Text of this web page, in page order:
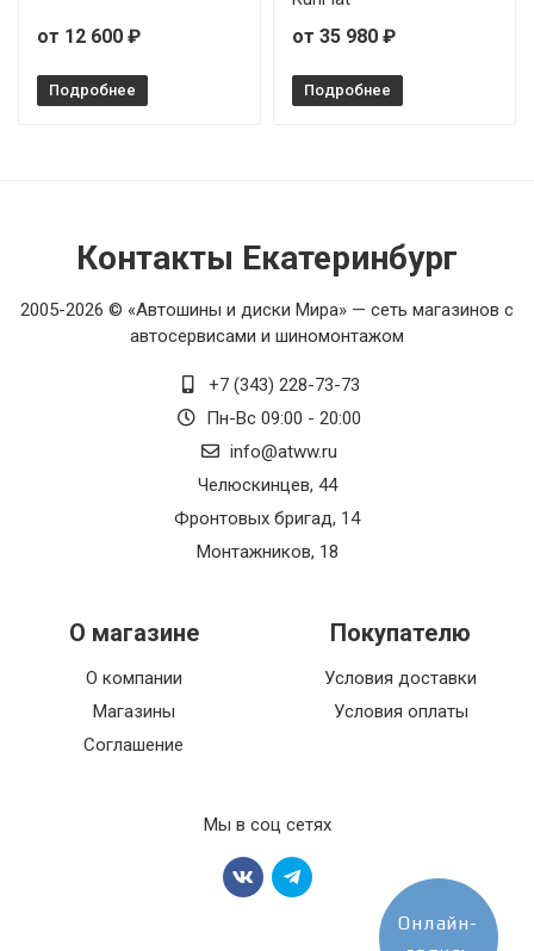
от 12 600 ₽
Подробнее
от 35 980 ₽
Подробнее
Контакты Екатеринбург
2005-2026 © «Автошины и диски Мира» — сеть магазинов с
автосервисами и шиномонтажом
+7 (343) 228-73-73
Пн-Вс 09:00 - 20:00
info@atww.ru
Челюскинцев, 44
Фронтовых бригад, 14
Монтажников, 18
О магазине
О компании
Магазины
Соглашение
Покупателю
Условия доставки
Условия оплаты
Мы в соц сетях
Онлайн-